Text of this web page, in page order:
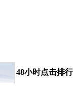
48小时点击排行